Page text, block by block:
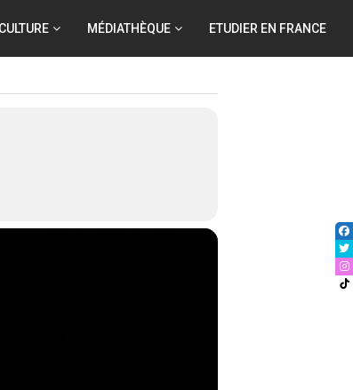
CULTURE MÉDIATHÈQUE ETUDIER EN FRANCE